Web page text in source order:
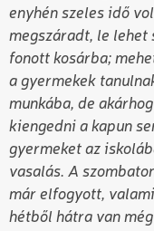
enyhén szeles idő
megszáradt, le lehet
fonott kosárba;
a gyermekek
munkába, de
kiengedni a kapun
gyermeket az
vasalás. A
már elfogyott,
hétből hátra van